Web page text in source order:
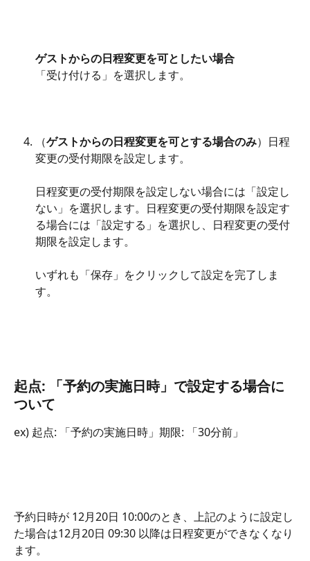
ゲストからの日程変更を可としたい場合
「受け付ける」を選択します。
（ゲストからの日程変更を可とする場合のみ）日程
変更の受付期限を設定します。
日程変更の受付期限を設定しない場合には「設定し
ない」を選択します。日程変更の受付期限を設定す
る場合には「設定する」を選択し、日程変更の受付
期限を設定します。
いずれも「保存」をクリックして設定を完了しま
す。
起点: 「予約の実施日時」で設定する場合に
ついて
ex) 起点: 「予約の実施日時」期限: 「30分前」
予約日時が 12月20日 10:00のとき、上記のように設定し
た場合は12月20日 09:30 以降は日程変更ができなくなり
ます。